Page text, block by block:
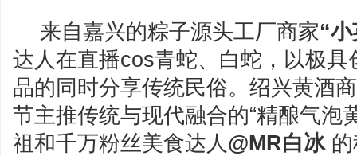
来自嘉兴的粽子源头工厂商家“
达人在直播cos青蛇、白蛇，以极具
品的同时分享传统民俗。绍兴黄酒
节主推传统与现代融合的“精酿气泡
祖和千万粉丝美食达人@MR白冰